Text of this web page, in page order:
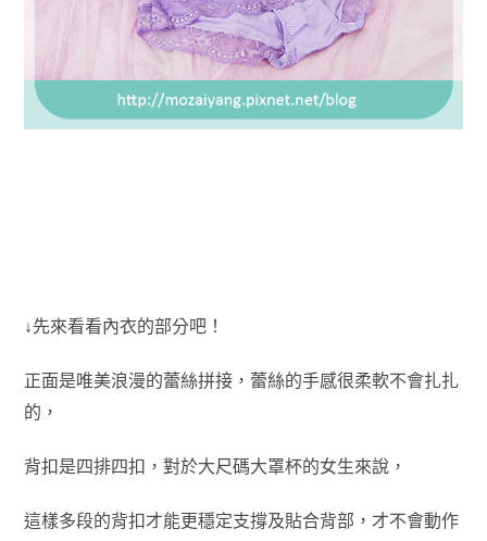
↓先來看看內衣的部分吧！
正面是唯美浪漫的蕾絲拼接，蕾絲的手感很柔軟不會扎扎
的，
背扣是四排四扣，對於大尺碼大罩杯的女生來說，
這樣多段的背扣才能更穩定支撐及貼合背部， 才不會動作